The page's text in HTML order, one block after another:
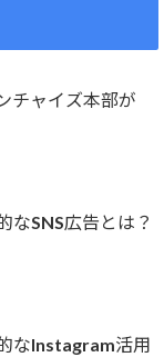
チャイズ本部が
なSNS広告とは？
なInstagram活用